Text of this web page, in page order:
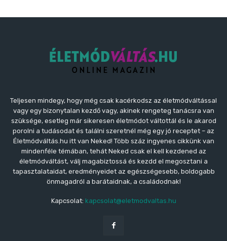
Teljesen mindegy, hogy még csak kacérkodsz az életmódváltással
vagy egy bizonytalan kezdő vagy, akinek rengeteg tanácsra van
szüksége, esetleg már sikeresen életmódot váltottál és le akarod
porolni a tudásodat és találni szeretnél még egy jó receptet – az
Életmódváltás.hu itt van Neked! Több száz ingyenes cikkünk van
mindenféle témában, tehát Neked csak el kell kezdened az
életmódváltást, válj magabiztossá és kezdd el megosztani a
tapasztalataidat, eredményeidet az egészségesebb, boldogabb
önmagadról a barátaidnak, a családodnak!
Kapcsolat: kapcsolat@eletmodvaltas.hu